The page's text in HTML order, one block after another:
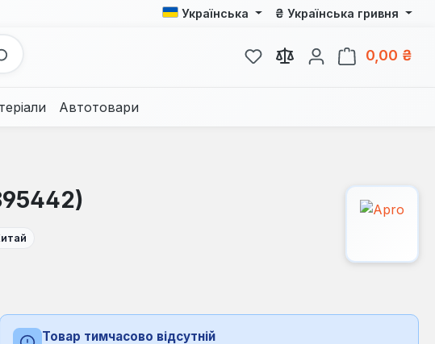
Українська ₴ Українська гривня
У вас є 0 у списку бажань
0,00 ₴
Автотовари
Товар тимчасово відсутній